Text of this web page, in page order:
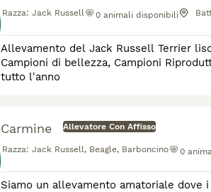
Razza: Jack Russell 0 animali disponibili
Allevamento del Jack Russell Terrier liscio,broken e ruvido delle Migliori Linee di Sangue. Presenti in Allevamento
Campioni di bellezza, Campioni Riproduttori
tutto l'anno
Carmine Allevatore Con Affisso
Razza: Jack Russell, Beagle, Barboncino 0
Siamo un allevamento amatoriale dove